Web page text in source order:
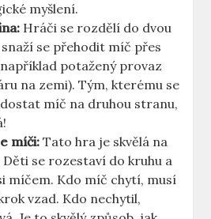
myšlení.
Hráči se rozdělí do dvou
se přehodit míč přes
potažený provaz
na zemi). Tým, kterému se
míč na druhou stranu,
míči: Tato hra je skvělá na
Děti se rozestaví do kruhu a
míčem. Kdo míč chytí, musí
vzad. Kdo nechytil,